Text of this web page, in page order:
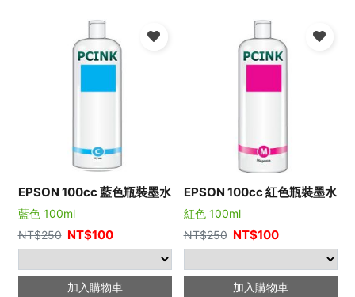
EPSON 100cc 藍色瓶裝墨水
藍色 100ml
NT$250 NT$100
加入購物車
EPSON 100cc 紅色瓶裝墨水
紅色 100ml
NT$250 NT$100
加入購物車